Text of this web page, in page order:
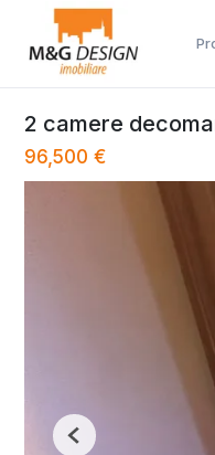
2 camere
96,500 €
Previous